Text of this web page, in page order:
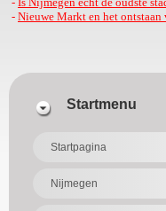
- Nieuwe Markt en het
Startmenu
Startpagina
Nijmegen